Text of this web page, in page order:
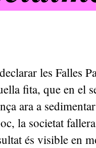
les Falles
fita, que en el
ara a
la societat
és visible en